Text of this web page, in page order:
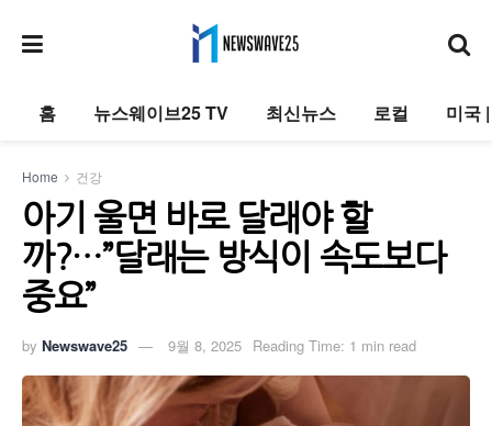
홈 뉴스웨이브25 TV 최신뉴스 로컬 미국
Home 건강
아기 울면 바로 달래야 할
까?…”달래는 방식이 속도보다
중요”
by Newswave25 9월 8, 2025 Reading Time: 1 min read